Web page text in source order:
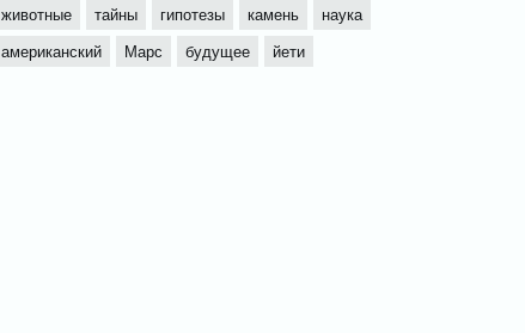
животные
тайны гипотезы камень
наука
американский
Марс будущее йети